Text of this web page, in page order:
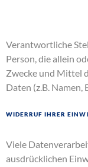
Verantwortliche
Person, die allein
Zwecke und Mittel
Daten (z.B.
Widerruf Ihrer
Viele
ausdrücklichen